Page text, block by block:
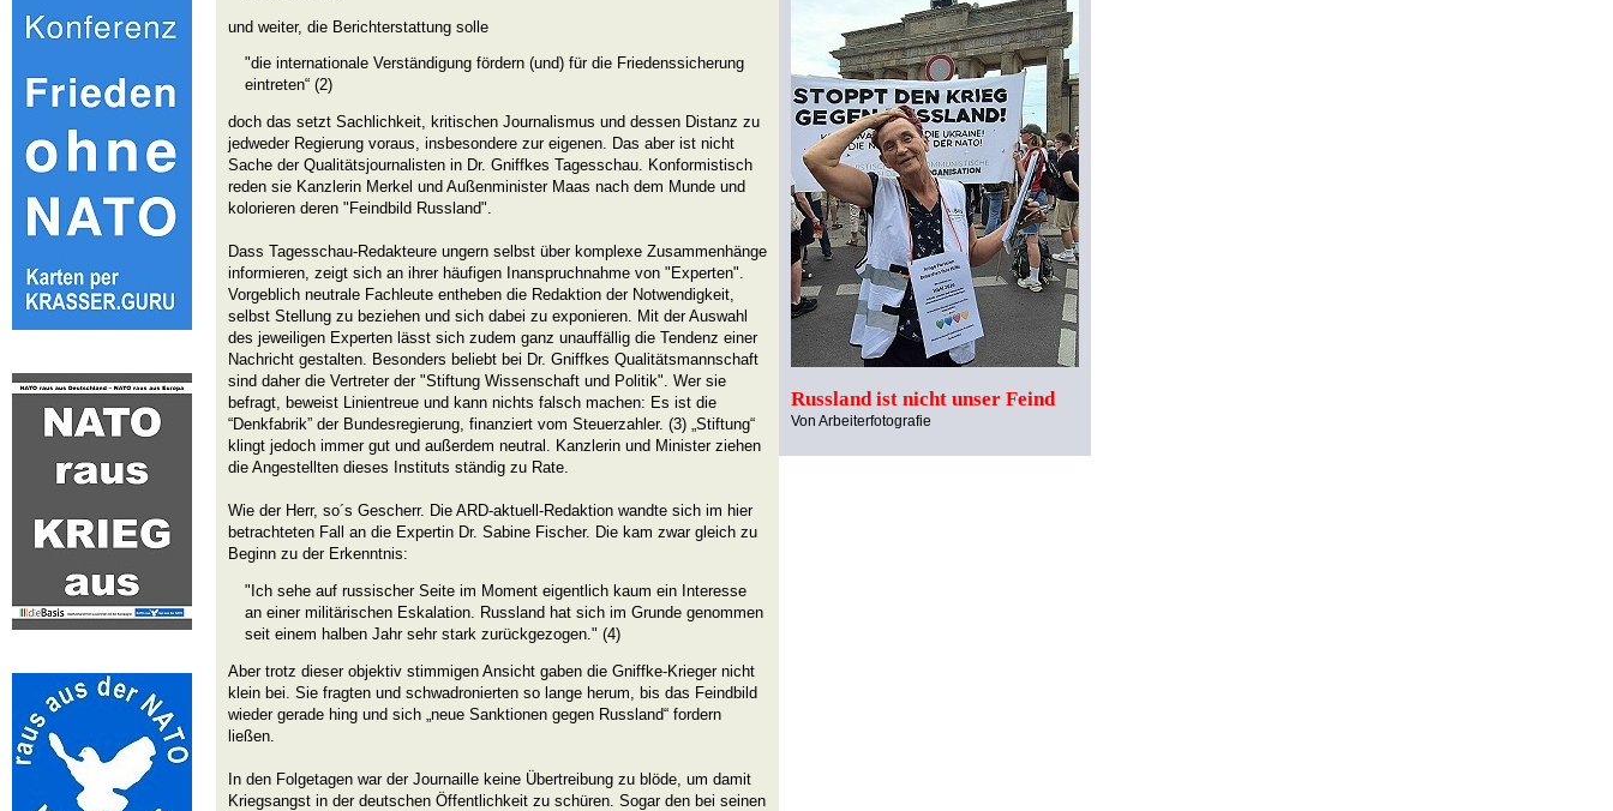
und weiter, die Berichterstattung solle
"die internationale Verständigung fördern (und) für die Friedenssicherung
eintreten“ (2)
doch das setzt Sachlichkeit, kritischen Journalismus und dessen Distanz zu
jedweder Regierung voraus, insbesondere zur eigenen. Das aber ist nicht
Sache der Qualitätsjournalisten in Dr. Gniffkes Tagesschau. Konformistisch
reden sie Kanzlerin Merkel und Außenminister Maas nach dem Munde und
kolorieren deren "Feindbild Russland".
Dass Tagesschau-Redakteure ungern selbst über komplexe Zusammenhänge
informieren, zeigt sich an ihrer häufigen Inanspruchnahme von "Experten".
Vorgeblich neutrale Fachleute entheben die Redaktion der Notwendigkeit,
selbst Stellung zu beziehen und sich dabei zu exponieren. Mit der Auswahl
des jeweiligen Experten lässt sich zudem ganz unauffällig die Tendenz einer
Nachricht gestalten. Besonders beliebt bei Dr. Gniffkes Qualitätsmannschaft
sind daher die Vertreter der "Stiftung Wissenschaft und Politik". Wer sie
befragt, beweist Linientreue und kann nichts falsch machen: Es ist die
“Denkfabrik” der Bundesregierung, finanziert vom Steuerzahler. (3) „Stiftung“
klingt jedoch immer gut und außerdem neutral. Kanzlerin und Minister ziehen
die Angestellten dieses Instituts ständig zu Rate.
Wie der Herr, so´s Gescherr. Die ARD-aktuell-Redaktion wandte sich im hier
betrachteten Fall an die Expertin Dr. Sabine Fischer. Die kam zwar gleich zu
Beginn zu der Erkenntnis:
"Ich sehe auf russischer Seite im Moment eigentlich kaum ein Interesse
an einer militärischen Eskalation. Russland hat sich im Grunde genommen
seit einem halben Jahr sehr stark zurückgezogen." (4)
Aber trotz dieser objektiv stimmigen Ansicht gaben die Gniffke-Krieger nicht
klein bei. Sie fragten und schwadronierten so lange herum, bis das Feindbild
wieder gerade hing und sich „neue Sanktionen gegen Russland“ fordern
ließen.
In den Folgetagen war der Journaille keine Übertreibung zu blöde, um damit
Kriegsangst in der deutschen Öffentlichkeit zu schüren. Sogar den bei seinen
Russland ist nicht unser Feind
Von Arbeiterfotografie